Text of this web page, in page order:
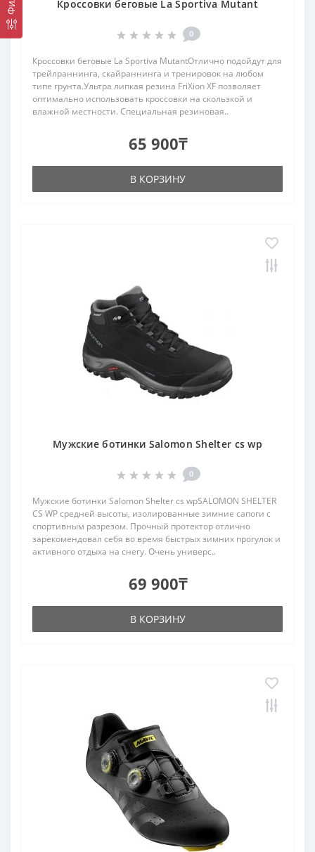
Кроссовки беговые La Sportiva Mutant
0
Кроссовки беговые La Sportiva MutantОтлично подойдут для
трейлраннинга, скайраннинга и тренировок на любом
типе грунта.Ультра липкая резина FriXion XF позволяет
оптимально использовать кроссовки на скользкой и
влажной местности. Специальная резиновая..
65 900₸
В КОРЗИНУ
Мужские ботинки Salomon Shelter cs wp
0
Мужские ботинки Salomon Shelter cs wpSALOMON SHELTER
CS WP средней высоты, изолированные зимние сапоги с
спортивным разрезом. Прочный протектор отлично
зарекомендовал себя во время быстрых зимних прогулок и
активного отдыха на снегу. Очень универс..
69 900₸
В КОРЗИНУ